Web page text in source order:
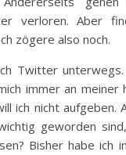
verloren. Aber
zögere also noch.
Twitter
immer an meiner
ich nicht aufgeben.
geworden
Bisher habe ich